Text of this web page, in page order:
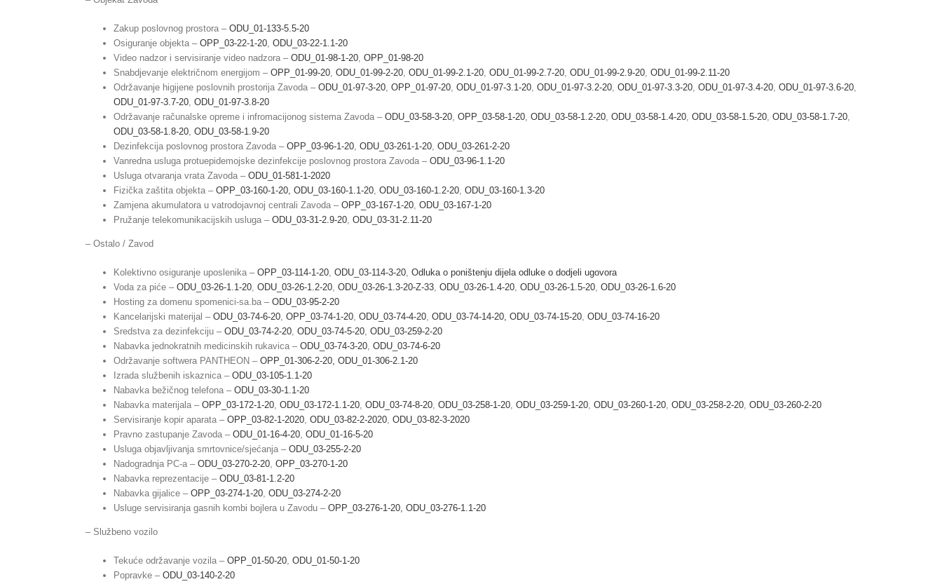
Zakup poslovnog prostora – ODU_01-133-5.5-20
Osiguranje objekta – OPP_03-22-1-20, ODU_03-22-1.1-20
Video nadzor i servisiranje video nadzora – ODU_01-98-1-20, OPP_01-98-20
Snabdjevanje električnom energijom – OPP_01-99-20, ODU_01-99-2-20, ODU_01-99-2.1-20, ODU_01-99-2.7-20, ODU_01-99-2.9-20, ODU_01-99-2.11-20
Održavanje higijene poslovnih prostorija Zavoda – ODU_01-97-3-20, OPP_01-97-20, ODU_01-97-3.1-20, ODU_01-97-3.2-20, ODU_01-97-3.3-20, ODU_01-97-3.4-20, ODU_01-97-3.6-20,
ODU_01-97-3.7-20, ODU_01-97-3.8-20
Održavanje računalske opreme i infromacijonog sistema Zavoda – ODU_03-58-3-20, OPP_03-58-1-20, ODU_03-58-1.2-20, ODU_03-58-1.4-20, ODU_03-58-1.5-20, ODU_03-58-1.7-20,
ODU_03-58-1.8-20, ODU_03-58-1.9-20
Dezinfekcija poslovnog prostora Zavoda – OPP_03-96-1-20, ODU_03-261-1-20, ODU_03-261-2-20
Vanredna usluga protuepidemojske dezinfekcije poslovnog prostora Zavoda – ODU_03-96-1.1-20
Usluga otvaranja vrata Zavoda – ODU_01-581-1-2020
Fizička zaštita objekta – OPP_03-160-1-20, ODU_03-160-1.1-20, ODU_03-160-1.2-20, ODU_03-160-1.3-20
Zamjena akumulatora u vatrodojavnoj centrali Zavoda – OPP_03-167-1-20, ODU_03-167-1-20
Pružanje telekomunikacijskih usluga – ODU_03-31-2.9-20, ODU_03-31-2.11-20
– Ostalo / Zavod
Kolektivno osiguranje uposlenika – OPP_03-114-1-20, ODU_03-114-3-20, Odluka o poništenju dijela odluke o dodjeli ugovora
Voda za piće – ODU_03-26-1.1-20, ODU_03-26-1.2-20, ODU_03-26-1.3-20-Z-33, ODU_03-26-1.4-20, ODU_03-26-1.5-20, ODU_03-26-1.6-20
Hosting za domenu spomenici-sa.ba – ODU_03-95-2-20
Kancelarijski materijal – ODU_03-74-6-20, OPP_03-74-1-20, ODU_03-74-4-20, ODU_03-74-14-20, ODU_03-74-15-20, ODU_03-74-16-20
Sredstva za dezinfekciju – ODU_03-74-2-20, ODU_03-74-5-20, ODU_03-259-2-20
Nabavka jednokratnih medicinskih rukavica – ODU_03-74-3-20, ODU_03-74-6-20
Održavanje softwera PANTHEON – OPP_01-306-2-20, ODU_01-306-2.1-20
Izrada službenih iskaznica – ODU_03-105-1.1-20
Nabavka bežičnog telefona – ODU_03-30-1.1-20
Nabavka materijala – OPP_03-172-1-20, ODU_03-172-1.1-20, ODU_03-74-8-20, ODU_03-258-1-20, ODU_03-259-1-20, ODU_03-260-1-20, ODU_03-258-2-20, ODU_03-260-2-20
Servisiranje kopir aparata – OPP_03-82-1-2020, ODU_03-82-2-2020, ODU_03-82-3-2020
Pravno zastupanje Zavoda – ODU_01-16-4-20, ODU_01-16-5-20
Usluga objavljivanja smrtovnice/sjećanja – ODU_03-255-2-20
Nadogradnja PC-a – ODU_03-270-2-20, OPP_03-270-1-20
Nabavka reprezentacije – ODU_03-81-1.2-20
Nabavka gijalice – OPP_03-274-1-20, ODU_03-274-2-20
Usluge servisiranja gasnih kombi bojlera u Zavodu – OPP_03-276-1-20, ODU_03-276-1.1-20
– Službeno vozilo
Tekuće održavanje vozila – OPP_01-50-20, ODU_01-50-1-20
Popravke – ODU_03-140-2-20